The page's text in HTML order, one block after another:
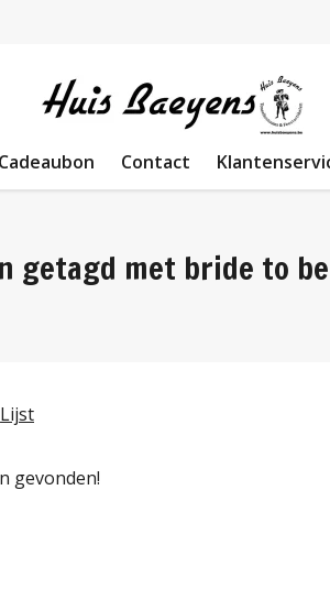
Cadeaubon Contact
getagd met bride to be
Lijst
gevonden!